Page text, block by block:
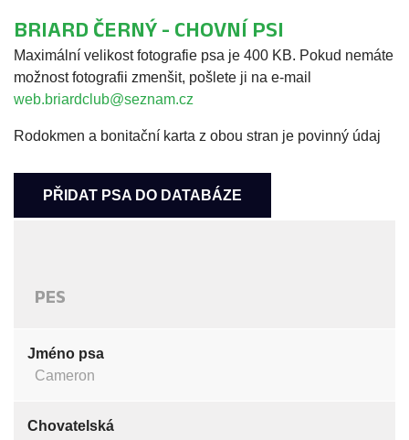
BRIARD ČERNÝ - CHOVNÍ PSI
Maximální velikost fotografie psa je 400 KB. Pokud nemáte
možnost fotografii zmenšit, pošlete ji na e-mail
web.briardclub@seznam.cz
Rodokmen a bonitační karta z obou stran je povinný údaj
PŘIDAT PSA DO DATABÁZE
PES
Jméno psa
Cameron
Chovatelská